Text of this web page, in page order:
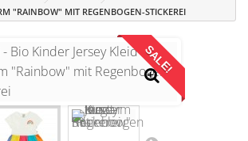
"RAINBOW" MIT REGENBOGEN-STICKEREI
SALE!